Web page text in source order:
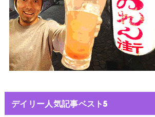
デイリー人気記事ベスト5